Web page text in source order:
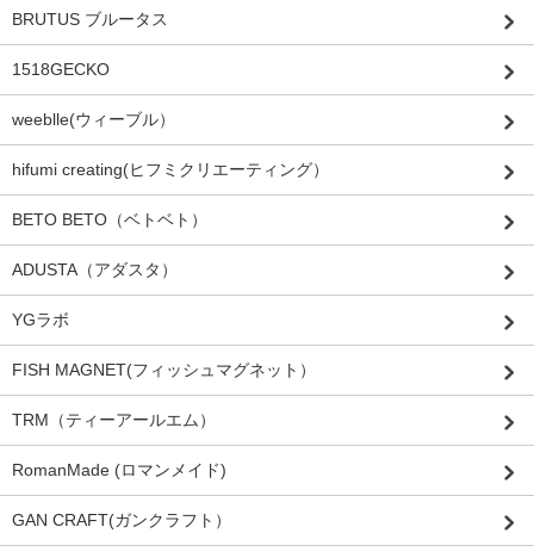
BRUTUS ブルータス
1518GECKO
weeblle(ウィーブル）
hifumi creating(ヒフミクリエーティング）
BETO BETO（ベトベト）
ADUSTA（アダスタ）
YGラボ
FISH MAGNET(フィッシュマグネット）
TRM（ティーアールエム）
RomanMade (ロマンメイド)
GAN CRAFT(ガンクラフト）